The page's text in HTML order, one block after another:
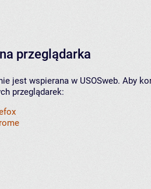
przeglądarka
jest wspierana w USOSweb. Aby
przeglądarek: